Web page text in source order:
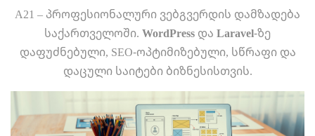
A21 – პროფესიონალური ვებგვერდის დამზადება
საქართველოში. WordPress და Laravel-ზე
დაფუძნებული, SEO-ოპტიმიზებული, სწრაფი და
დაცული საიტები ბიზნესისთვის.